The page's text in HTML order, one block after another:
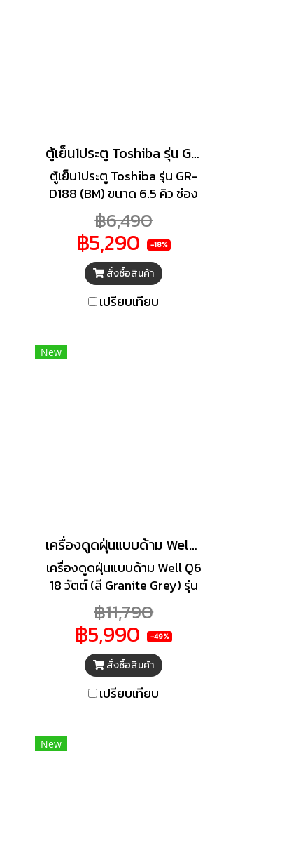
ตู้เย็น1ประตู Toshiba รุ่น GR-D188 (BM) ขนาด 6.5 คิว
ตู้เย็น1ประตู Toshiba รุ่น GR-
D188 (BM) ขนาด 6.5 คิว ช่อง
แช่ผักขนาดใหญ่ มาพร้อม
ดีไซน์ใหม่ เลื่อนเข้าออก
ง่ายดายเพิ่มความจุในการใช้
งาน
฿6,490
฿5,290 -18%
สั่งซื้อสินค้า
เปรียบเทียบ
New
เครื่องดูดฝุ่นแบบด้าม Well Q6 18 วัตต์ (สี Granite Grey) รุ่น WQ61-1OGG
เครื่องดูดฝุ่นแบบด้าม Well Q6
18 วัตต์ (สี Granite Grey) รุ่น
WQ61-1OGG เป็นเครื่องดูดฝุ่น
ไร้สาย 2-in-1 ที่โดดเด่นเรื่อง
ความคล่องตัว การใช้งานที่ง่าย
และดีไซน์ที่ทันสมัย
฿11,790
฿5,990 -49%
สั่งซื้อสินค้า
เปรียบเทียบ
New